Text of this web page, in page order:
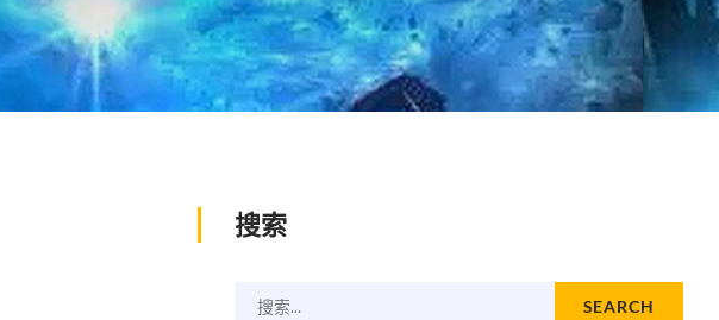
搜索
搜索... SEARCH